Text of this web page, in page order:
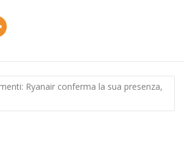
Ryanair conferma la sua presenza,